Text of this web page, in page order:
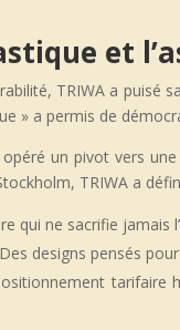
et
TRIWA a puisé
» a permis de
un pivot vers
TRIWA a
qui ne sacrifie jamais
Des designs pensés
tarifaire